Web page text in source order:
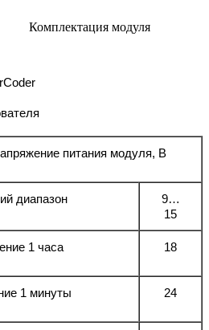
модуля
питания модуля, В
диапазон
9…
15
1 часа 18
1 минуты 24